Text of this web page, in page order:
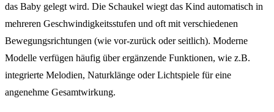
das Baby gelegt wird. Die Schaukel wiegt das Kind automatisch in
mehreren Geschwindigkeitsstufen und oft mit verschiedenen
Bewegungsrichtungen (wie vor-zurück oder seitlich). Moderne
Modelle verfügen häufig über ergänzende Funktionen, wie z.B.
integrierte Melodien, Naturklänge oder Lichtspiele für eine
angenehme Gesamtwirkung.